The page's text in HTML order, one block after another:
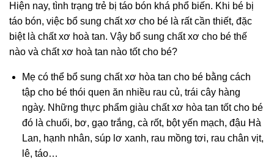
Hiện nay, tình trạng trẻ bị táo bón khá phổ biến. Khi bé bị
táo bón, việc bổ sung chất xơ cho bé là rất cần thiết, đặc
biệt là chất xơ hoà tan. Vậy bổ sung chất xơ cho bé thế
nào và chất xơ hoà tan nào tốt cho bé?
Mẹ có thể bổ sung chất xơ hòa tan cho bé bằng cách
tập cho bé thói quen ăn nhiều rau củ, trái cây hàng
ngày. Những thực phẩm giàu chất xơ hòa tan tốt cho bé
đó là chuối, bơ, gạo trắng, cà rốt, bột yến mạch, đậu Hà
Lan, hạnh nhân, súp lơ xanh, rau mồng tơi, rau chân vịt,
lê, táo…